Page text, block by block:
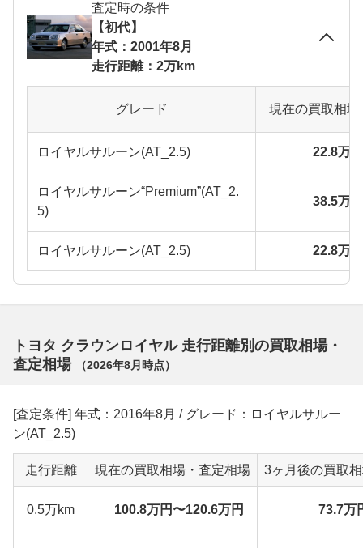
査定時の条件
【初代】
年式：2001年8月
走行距離：2万km
グレード 現在の買取相
ロイヤルサルーン(AT_2.5) 22.8万
ロイヤルサルーン“Premium”(AT_2.
5)
38.5万
ロイヤルサルーン(AT_2.5) 22.8万
トヨタ クラウンロイヤル 走行距離別の買取相場・
査定相場
（2026年8月 時点）
[査定条件] 年式：2016年8月 / グレード：ロイヤルサルー
ン(AT_2.5)
走行距離 現在の買取相場・査定相場 3ヶ月後の買取
0.5万km 100.8万円〜120.6万円 73.7万